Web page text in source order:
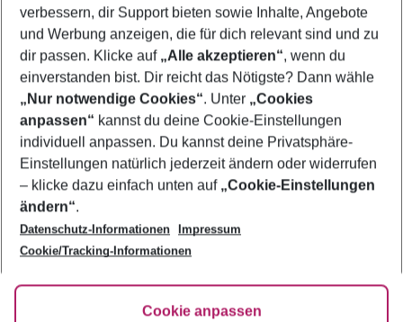
Pauschalreisen Kefalonia
Flug & Hotel Kefalonia
Footer
Footer navigation
Über uns
AGB
Bestpreisgarantie
Cookie-Einstellungen ändern
Cookie-Richtlinie
Agenturbetreuung
Barrierefreies Reisen
HanseMerkur Reiseversicherung
Folge uns
verbessern, dir Support bieten sowie Inhalte, Angebote
und Werbung anzeigen, die für dich relevant sind und zu
dir passen. Klicke auf „Alle akzeptieren“, wenn du
einverstanden bist. Dir reicht das Nötigste? Dann wähle
„Nur notwendige Cookies“. Unter „Cookies
anpassen“ kannst du deine Cookie-Einstellungen
individuell anpassen. Du kannst deine Privatsphäre-
Einstellungen natürlich jederzeit ändern oder widerrufen
– klicke dazu einfach unten auf „Cookie-Einstellungen
ändern“.
Datenschutz-Informationen
Impressum
Cookie/Tracking-Informationen
Cookie anpassen